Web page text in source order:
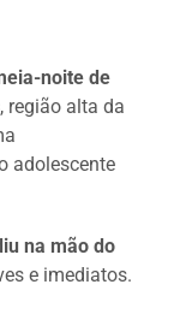
noite de
, região alta da
adolescente
na mão do
e imediatos.